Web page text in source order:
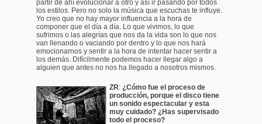
partir de ahí evolucionar a otro y así ir pasando por todos
los estilos. Pero no solo la música que escuchas te influye.
Yo creo que no hay mayor influencia a la hora de
componer que el día a día. Lo que vivimos, lo que
sufrimos o las alegrías que nos da la vida son lo que nos
van llenando o vaciando por dentro y lo que nos hará
emocionarnos y sentir a la hora de intentar hacer sentir a
los demás. Difícilmente podemos hacer llegar algo a
alguien que antes no nos ha llegado a nosotros mismos.
ZR: ¿Cómo fue el proceso de
producción, porque el disco tiene
un sonido espectacular y esta
muy cuidado? ¿Has supervisado
todo el proceso?